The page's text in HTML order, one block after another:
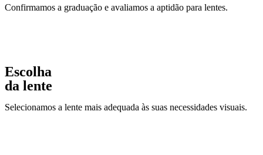
Confirmamos a graduação e avaliamos a aptidão para lentes.
Escolha
da lente
Selecionamos a lente mais adequada às suas necessidades visuais.